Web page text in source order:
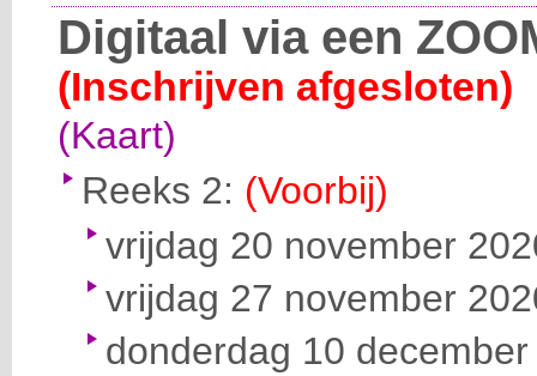
Digitaal via een
(Inschrijven afgesloten)
(Kaart)
Reeks 2: (Voorbij)
vrijdag 20 november
vrijdag 27 november
donderdag 10